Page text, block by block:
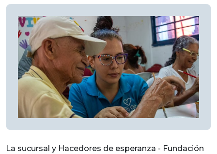
La sucursal y Hacedores de esperanza - Fundación